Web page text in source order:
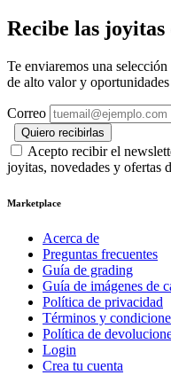
Recibe las joyitas
Te enviaremos una
de alto valor y
Correo
Quiero recibirlas
Acepto recibir el
joyitas, novedades y ofertas
Marketplace
Acerca de
Preguntas frecuentes
Guía de grading
Guía de imágenes de
Política de privacidad
Términos y
Política de
Login
Crea tu cuenta